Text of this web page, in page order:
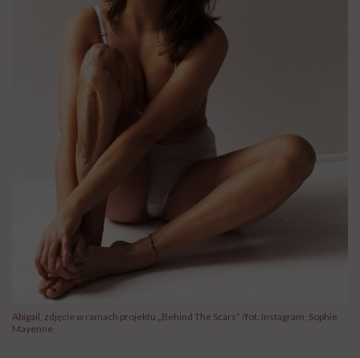
Abigail, zdjęcie w ramach projektu „Behind The Scars” /fot. Instagram, Sophie
Mayenne